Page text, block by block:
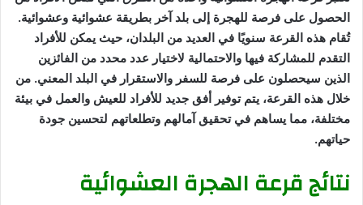
الحصول على فرصة للهجرة إلى بلد آخر بطريقة عشوائية وعشوائية.
تُقام هذه القرعة سنويًا في العديد من البلدان، حيث يمكن للأفراد
التقدم للمشاركة فيها والاحتمالية لاختيار عدد محدد من الفائزين
الذين سيحصلون على فرصة للسفر والاستقرار في البلد المعني. من
خلال هذه القرعة، يتم توفير أفق جديد للأفراد للعيش والعمل في بيئة
مختلفة، مما يساهم في تحقيق آمالهم وتطلعاتهم لتحسين جودة
حياتهم.
نتائج قرعة الهجرة العشوائية